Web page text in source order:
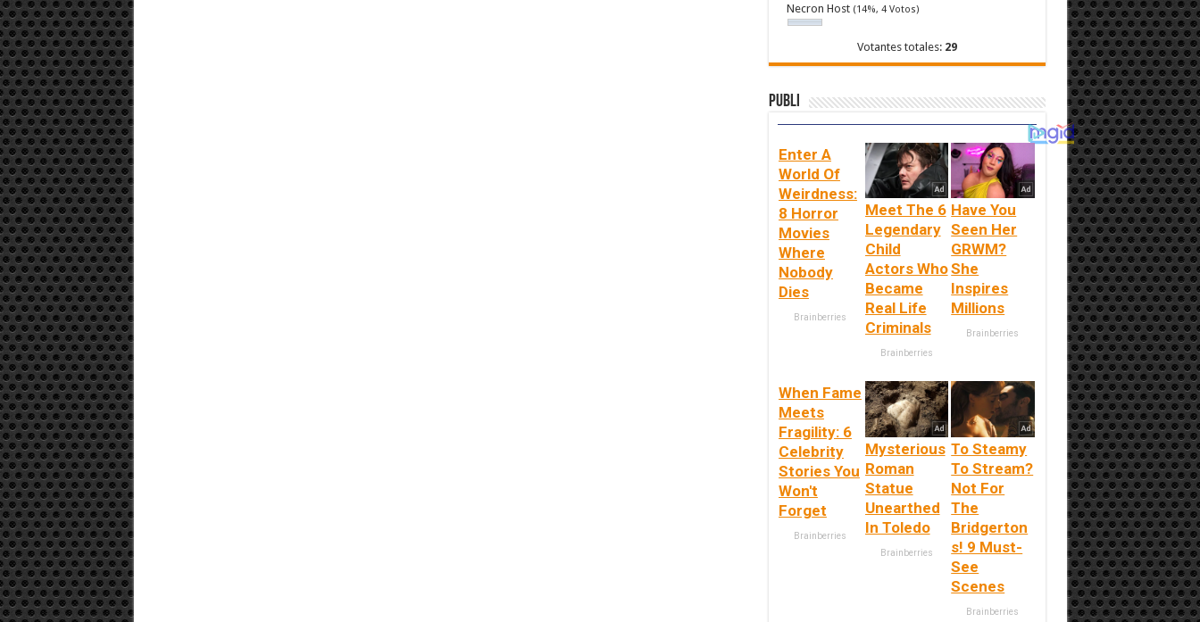
Necron Host (14%, 4 Votos)
Votantes totales: 29
Publi
Enter A
World Of
Weirdness:
8 Horror
Movies
Where
Nobody
Dies
Brainberries
Meet The 6
Legendary
Child
Actors Who
Became
Real Life
Criminals
Brainberries
Have You
Seen Her
GRWM?
She
Inspires
Millions
Brainberries
When Fame
Meets
Fragility: 6
Celebrity
Stories You
Won't
Forget
Brainberries
Mysterious
Roman
Statue
Unearthed
In Toledo
Brainberries
To Steamy
To Stream?
Not For
The
Bridgerton
s! 9 Must-
See
Scenes
Brainberries